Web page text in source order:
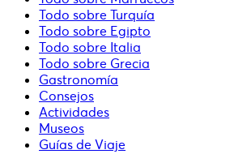
Todo sobre Turquía
Todo sobre Egipto
Todo sobre Italia
Todo sobre Grecia
Gastronomía
Consejos
Actividades
Museos
Guías de Viaje